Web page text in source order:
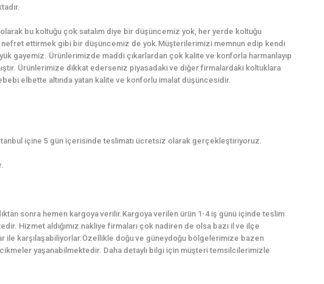
bu koltuğu çok satalım diye bir düşüncemiz yok, her yerde koltuğu
ettirmek gibi bir düşüncemiz de yok.Müşterilerimizi memnun edip kendi
gayemiz. Ürünlerimizde maddi çıkarlardan çok kalite ve konforla harmanlayıp
Ürünlerimize dikkat ederseniz piyasadaki ve diğer firmalardaki koltuklara
elbette altında yatan kalite ve konforlu imalat düşüncesidir.
İstanbul içine 5 gün içerisinde teslimatı ücretsiz olarak gerçekleştiriyoruz.
sonra hemen kargoya verilir.Kargoya verilen ürün 1-4 iş günü içinde teslim
Hizmet aldığımız nakliye firmaları çok nadiren de olsa bazı il ve ilçe
ile karşılaşabiliyorlar.Özellikle doğu ve güneydoğu bölgelerimize bazen
yaşanabilmektedir. Daha detaylı bilgi için müşteri temsilcilerimizle